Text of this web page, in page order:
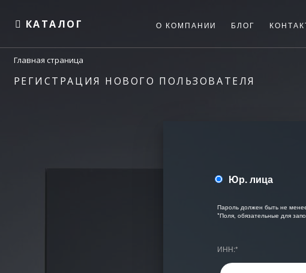
КАТАЛОГ О КОМПАНИИ БЛОГ
Главная страница
РЕГИСТРАЦИЯ НОВОГО ПОЛЬЗОВАТЕЛЯ
Юр. лица
Пароль должен быть не
*Поля, обязательные для
ИНН:*